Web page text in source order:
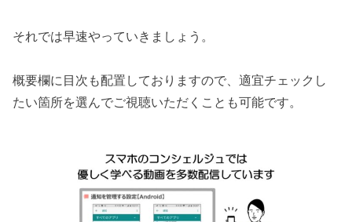
それでは早速やっていきましょう。
概要欄に目次も配置しておりますので、適宜チェックし
たい箇所を選んでご視聴いただくことも可能です。